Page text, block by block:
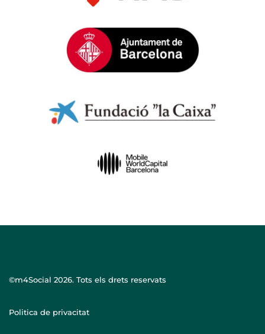
©m4Social 2026. Tots els drets reservats
Politica de privacitat